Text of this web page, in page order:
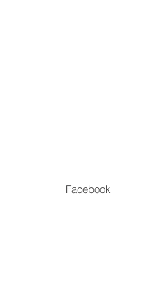
Facebook